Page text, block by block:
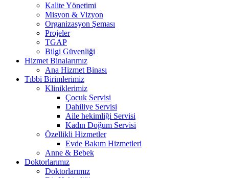
Kalite Yönetimi
Misyon & Vizyon
Organizasyon Şeması
Projeler
TGAP
Bilgi Güvenliği
Hizmet Binalarımız
Ana Hizmet Binası
Tıbbi Birimlerimiz
Kliniklerimiz
Çocuk Servisi
Dahiliye Servisi
Aile hekimliği Servisi
Kadın Doğum Servisi
Özellikli Hizmetler
Evde Bakım Hizmetleri
Anne & Bebek
Doktorlarımız
Doktorlarımız